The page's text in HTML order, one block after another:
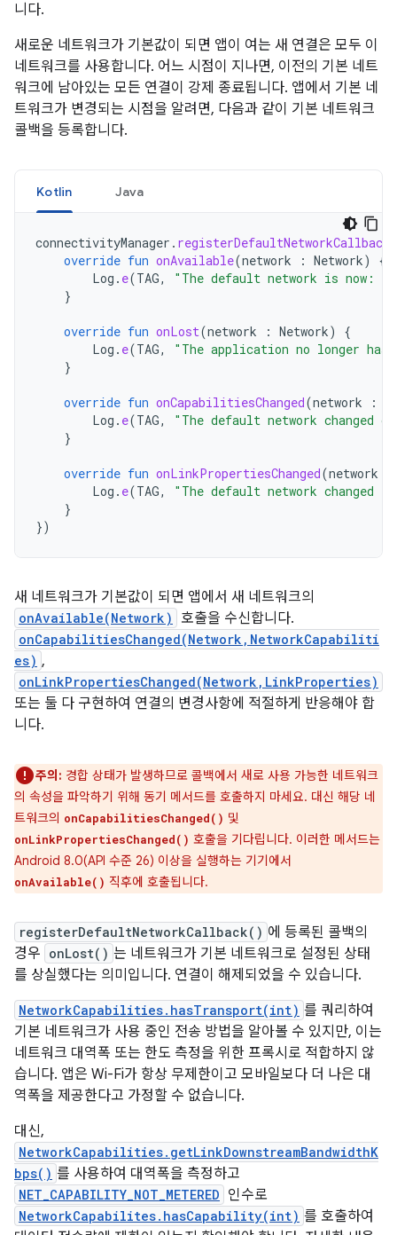
니다.
새로운 네트워크가 기본값이 되면 앱이 여는 새 연결은 모두 이
네트워크를 사용합니다. 어느 시점이 지나면, 이전의 기본 네트
워크에 남아있는 모든 연결이 강제 종료됩니다. 앱에서 기본 네
트워크가 변경되는 시점을 알려면, 다음과 같이 기본 네트워크
콜백을 등록합니다.
Kotlin Java
connectivityManager . registerDefaultNetworkCallback
override fun onAvailable(network : Network)
{
Log . e(TAG,
"The default network is now: "
}
override fun onLost(network : Network)
{
Log . e(TAG,
"The application no longer
}
override fun onCapabilitiesChanged(network :
Log . e(TAG,
"The default network changed
}
override fun onLinkPropertiesChanged(network
Log . e(TAG,
"The default network changed
}
})
새 네트워크가 기본값이 되면 앱에서 새 네트워크의
onAvailable(Network) 호출을 수신합니다.
onCapabilitiesChanged(Network,NetworkCapabiliti
es) ,
onLinkPropertiesChanged(Network,LinkProperties)
또는 둘 다 구현하여 연결의 변경사항에 적절하게 반응해야 합
니다.
주의: 경합 상태가 발생하므로 콜백에서 새로 사용 가능한 네트워크
의 속성을 파악하기 위해 동기 메서드를 호출하지 마세요. 대신 해당 네
트워크의 onCapabilitiesChanged() 및
onLinkPropertiesChanged() 호출을 기다립니다. 이러한 메서드는
Android 8.0(API 수준 26) 이상을 실행하는 기기에서
onAvailable() 직후에 호출됩니다.
registerDefaultNetworkCallback() 에 등록된 콜백의
경우 onLost() 는 네트워크가 기본 네트워크로 설정된 상태
를 상실했다는 의미입니다. 연결이 해제되었을 수 있습니다.
NetworkCapabilities.hasTransport(int) 를 쿼리하여
기본 네트워크가 사용 중인 전송 방법을 알아볼 수 있지만, 이는
네트워크 대역폭 또는 한도 측정을 위한 프록시로 적합하지 않
습니다. 앱은 Wi-Fi가 항상 무제한이고 모바일보다 더 나은 대
역폭을 제공한다고 가정할 수 없습니다.
대신,
NetworkCapabilities.getLinkDownstreamBandwidthK
bps() 를 사용하여 대역폭을 측정하고
NET_CAPABILITY_NOT_METERED 인수로
NetworkCapabilites.hasCapability(int) 를 호출하여